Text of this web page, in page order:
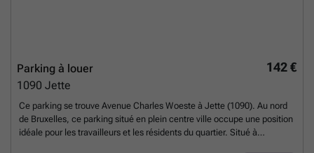
142 €
Parking à louer
1090 Jette
Ce parking se trouve Avenue Charles Woeste à Jette (1090). Au nord
de Bruxelles, ce parking situé en plein centre ville occupe une position
idéale pour les travailleurs et les résidents du quartier. Situé à